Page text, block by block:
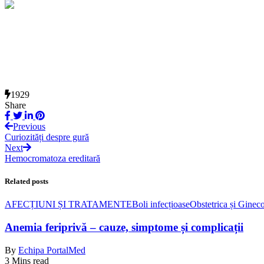
1929
Share
Previous
Curiozități despre gură
Next
Hemocromatoza ereditară
Related posts
AFECȚIUNI ȘI TRATAMENTEBoli infecțioaseObstetrica și
Anemia feriprivă – cauze, simptome și complicații
By Echipa PortalMed
3 Mins read